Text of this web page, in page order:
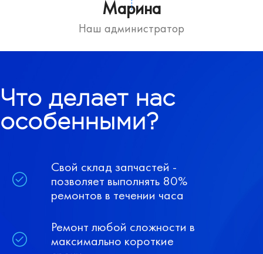
Марина
Наш администратор
Что делает нас
особенными?
Свой склад запчастей -
позволяет выполнять 80%
ремонтов в течении часа
Ремонт любой сложности в
максимально короткие